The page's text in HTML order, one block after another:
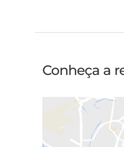
Conheça a